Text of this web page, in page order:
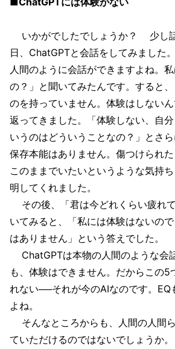
いかがでしたでしょうか？ 少し
日、ChatGPTと会話をしてみました
人間のように会話ができますよね。
の？」と聞いてみたんです。すると
のを持っていません。体験はしない
返ってきました。「体験しない、自
いうのはどういうことなの？」とさ
保存本能はありません。傷つけられ
このままでいたいというような気持
明してくれました。
その後、「君は今どれくらい疲れ
いてみると、「私には体験はないの
はありません」という答えでした。
ChatGPTは本物の人間のような会
も、体験はできません。だからこの5
れない──それが今のAIなのです。EQ
よね。
そんなところからも、人間の人間
ていただけるのではないでしょうか。